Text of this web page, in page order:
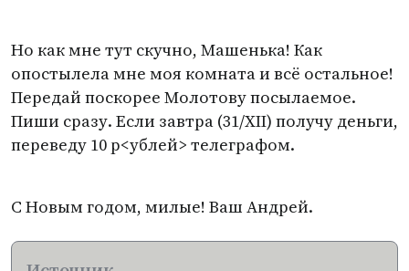
Но как мне тут скучно, Машенька! Как
опостылела мне моя комната и всё остальное!
Передай поскорее Молотову посылаемое.
Пиши сразу. Если завтра (31/ХII) получу деньги,
переведу 10 р<ублей> телеграфом.
С Новым годом, милые! Ваш Андрей.